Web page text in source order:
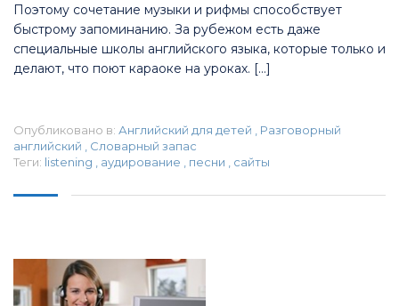
Поэтому сочетание музыки и рифмы способствует
быстрому запоминанию. За рубежом есть даже
специальные школы английского языка, которые только и
делают, что поют караоке на уроках. […]
Опубликовано в: Английский для детей , Разговорный
английский , Словарный запас
Теги: listening , аудирование , песни , сайты